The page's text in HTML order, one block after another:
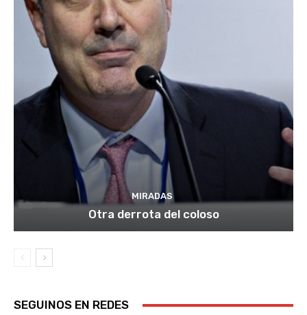
MIRADAS
Otra derrota del coloso
SEGUINOS EN REDES